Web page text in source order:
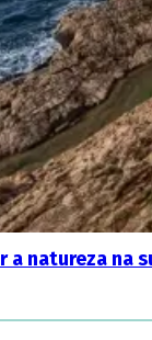
a natureza na